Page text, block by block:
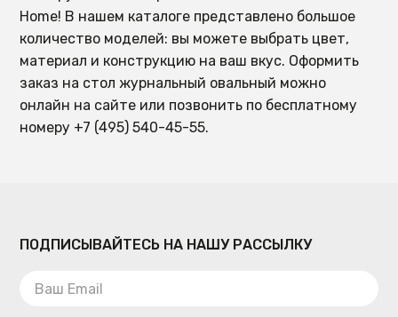
Home! В нашем каталоге представлено большое
количество моделей: вы можете выбрать цвет,
материал и конструкцию на ваш вкус. Оформить
заказ на стол журнальный овальный можно
онлайн на сайте или позвонить по бесплатному
номеру +7 (495) 540-45-55.
ПОДПИСЫВАЙТЕСЬ НА НАШУ РАССЫЛКУ